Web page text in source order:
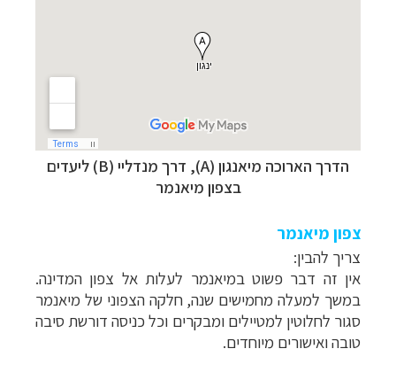
הדרך הארוכה מיאנגון (A), דרך מנדליי (B) ליעדים
בצפון מיאנמר
צפון מיאנמר
צריך להבין:
אין זה דבר פשוט במיאנמר לעלות אל צפון המדינה.
במשך למעלה מחמישים שנה, חלקה הצפוני של מיאנמר
סגור לחלוטין למטיילים ומבקרים וכל כניסה דורשת סיבה
טובה ואישורים מיוחדים.